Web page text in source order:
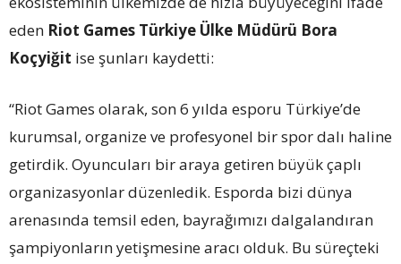
eden Riot Games Türkiye Ülke Müdürü Bora
Koçyiğit ise şunları kaydetti:
“Riot Games olarak, son 6 yılda esporu Türkiye’de
kurumsal, organize ve profesyonel bir spor dalı haline
getirdik. Oyuncuları bir araya getiren büyük çaplı
organizasyonlar düzenledik. Esporda bizi dünya
arenasında temsil eden, bayrağımızı dalgalandıran
şampiyonların yetişmesine aracı olduk. Bu süreçteki